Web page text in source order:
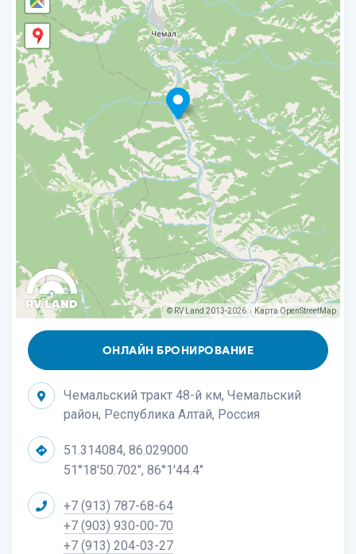
© RV Land 2013-2026 | Карта OpenStreetMap
ОНЛАЙН БРОНИРОВАНИЕ
Чемальский тракт 48-й км, Чемальский
район, Республика Алтай, Россия
51.314084, 86.029000
51°18'50.702", 86°1'44.4"
+7 (913) 787-68-64
+7 (903) 930-00-70
+7 (913) 204-03-27